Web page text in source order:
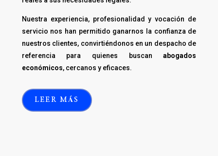
Nuestra experiencia, profesionalidad y vocación de
servicio nos han permitido ganarnos la confianza de
nuestros clientes, convirtiéndonos en un despacho de
referencia para quienes buscanabogados
económicos, cercanos y eficaces.
LEER MÁS